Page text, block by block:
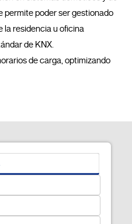
permite poder ser gestionado
la residencia u oficina
de KNX.